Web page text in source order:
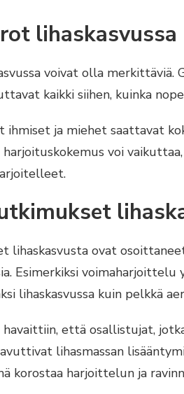
lihaskasvussa
voivat olla merkittäviä.
kaikki siihen, kuinka
ihmiset ja miehet saattavat
harjoituskokemus voi
lihaskasvusta ovat
Esimerkiksi
lihaskasvussa kuin pelkkä
havaittiin, että osallistujat,
lihasmassan
korostaa harjoittelun ja